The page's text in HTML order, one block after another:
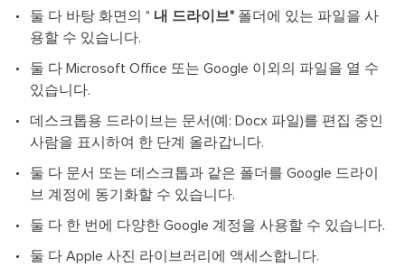
둘 다 바탕 화면의 " 내 드라이브"폴더에 있는 파일을 사
용할 수 있습니다.
둘 다 Microsoft Office 또는 Google 이외의 파일을 열 수
있습니다.
데스크톱용 드라이브는 문서(예: Docx 파일)를 편집 중인
사람을 표시하여 한 단계 올라갑니다.
둘 다 문서 또는 데스크톱과 같은 폴더를 Google 드라이
브 계정에 동기화할 수 있습니다.
둘 다 한 번에 다양한 Google 계정을 사용할 수 있습니다.
둘 다 Apple 사진 라이브러리에 액세스합니다.